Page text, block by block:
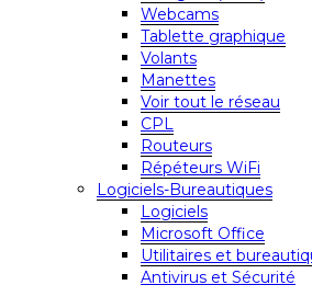
Webcams
Tablette graphique
Volants
Manettes
Voir tout le réseau
CPL
Routeurs
Répéteurs WiFi
Logiciels-Bureautiques
Logiciels
Microsoft Office
Utilitaires et
Antivirus et Sécurité